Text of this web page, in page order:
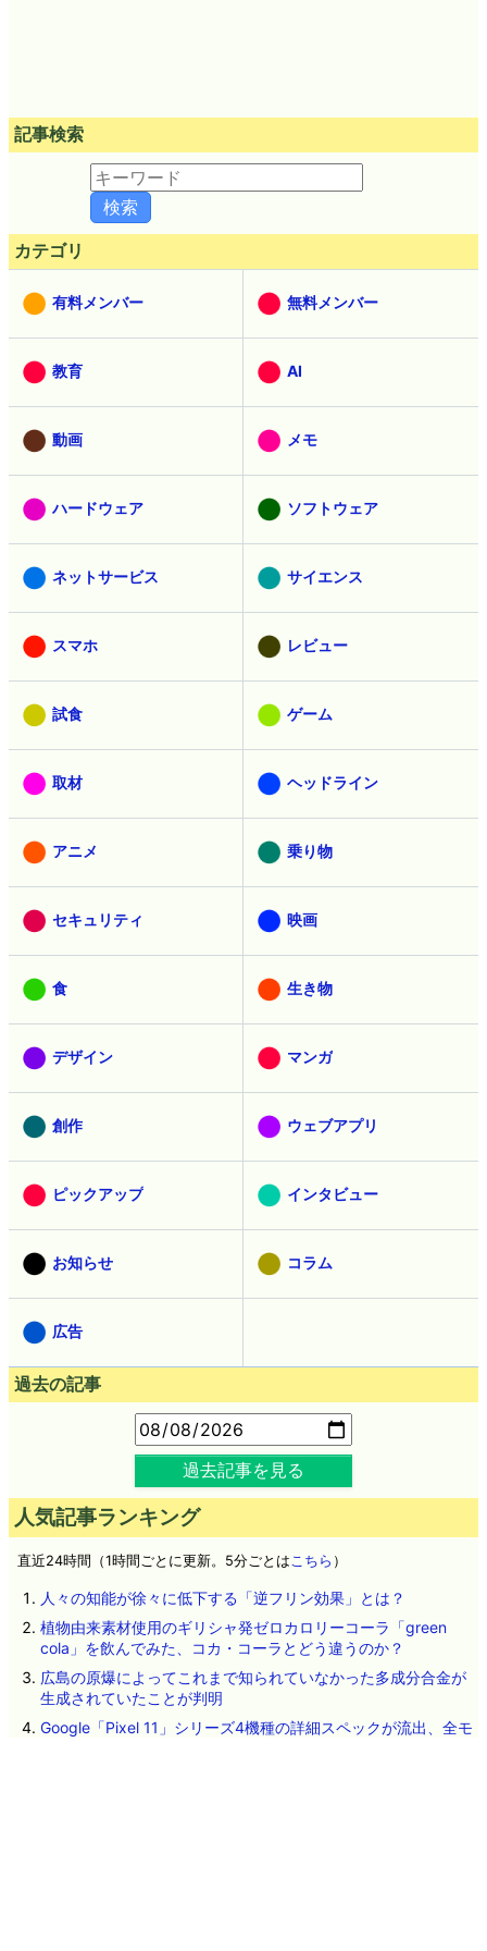
記事検索
カテゴリ
有料メンバー 無料メンバー
教育 AI
動画 メモ
ハードウェア ソフトウェア
ネットサービス サイエンス
スマホ レビュー
試食 ゲーム
取材 ヘッドライン
アニメ 乗り物
セキュリティ 映画
食 生き物
デザイン マンガ
創作 ウェブアプリ
ピックアップ インタビュー
お知らせ コラム
広告
過去の記事
過去記事を見る
人気記事ランキング
直近24時間（1時間ごとに更新。5分ごとはこちら ）
人々の知能が徐々に低下する「逆フリン効果」とは？
植物由来素材使用のギリシャ発ゼロカロリーコーラ「green
cola」を飲んでみた、コカ・コーラとどう違うのか？
広島の原爆によってこれまで知られていなかった多成分合金が
生成されていたことが判明
Google「Pixel 11」シリーズ4機種の詳細スペックが流出、全モ